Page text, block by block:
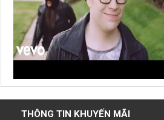
THÔNG TIN KHUYẾN MÃI